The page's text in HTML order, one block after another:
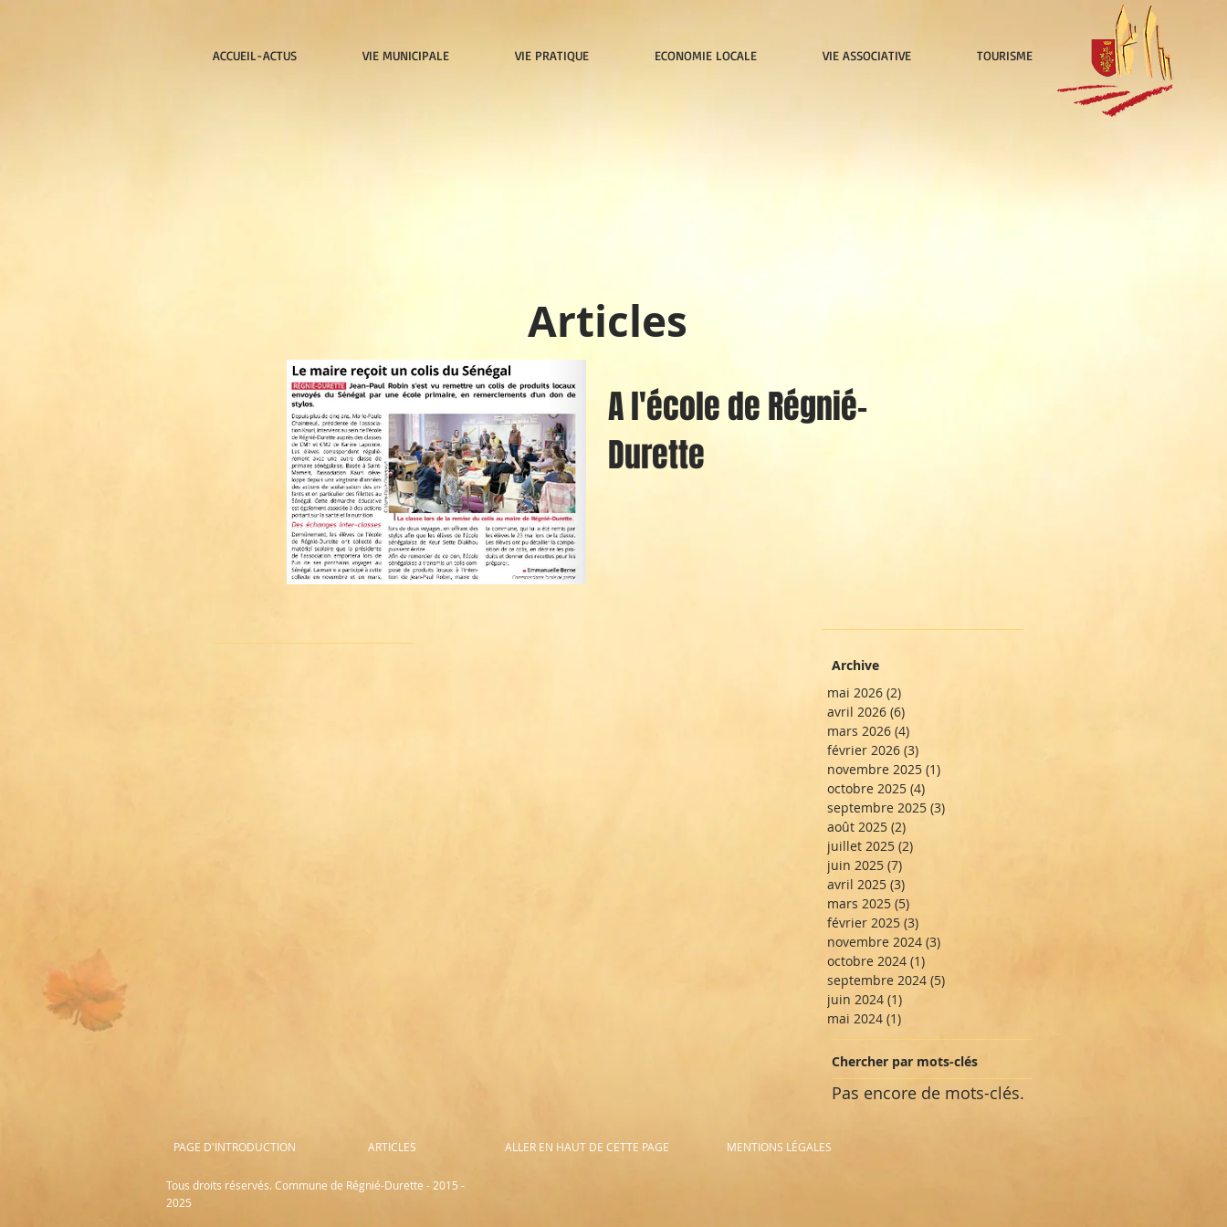
ACCUEIL-ACTUS VIE MUNICIPALE VIE PRATIQUE ECONOMIE LOCALE VIE ASSOCIATIVE TOURISME
Articles
A l'école de Régnié-
Durette
Archive
mai 2026 (2)
avril 2026 (6)
mars 2026 (4)
février 2026 (3)
novembre 2025 (1)
octobre 2025 (4)
septembre 2025 (3)
août 2025 (2)
juillet 2025 (2)
juin 2025 (7)
avril 2025 (3)
mars 2025 (5)
février 2025 (3)
novembre 2024 (3)
octobre 2024 (1)
septembre 2024 (5)
juin 2024 (1)
mai 2024 (1)
Chercher par mots-clés
Pas encore de mots-clés.
PAGE D'INTRODUCTION ARTICLES ALLER EN HAUT DE CETTE PAGE MENTIONS LÉGALES
Tous droits réservés. Commune de Régnié-Durette - 2015 -
2025